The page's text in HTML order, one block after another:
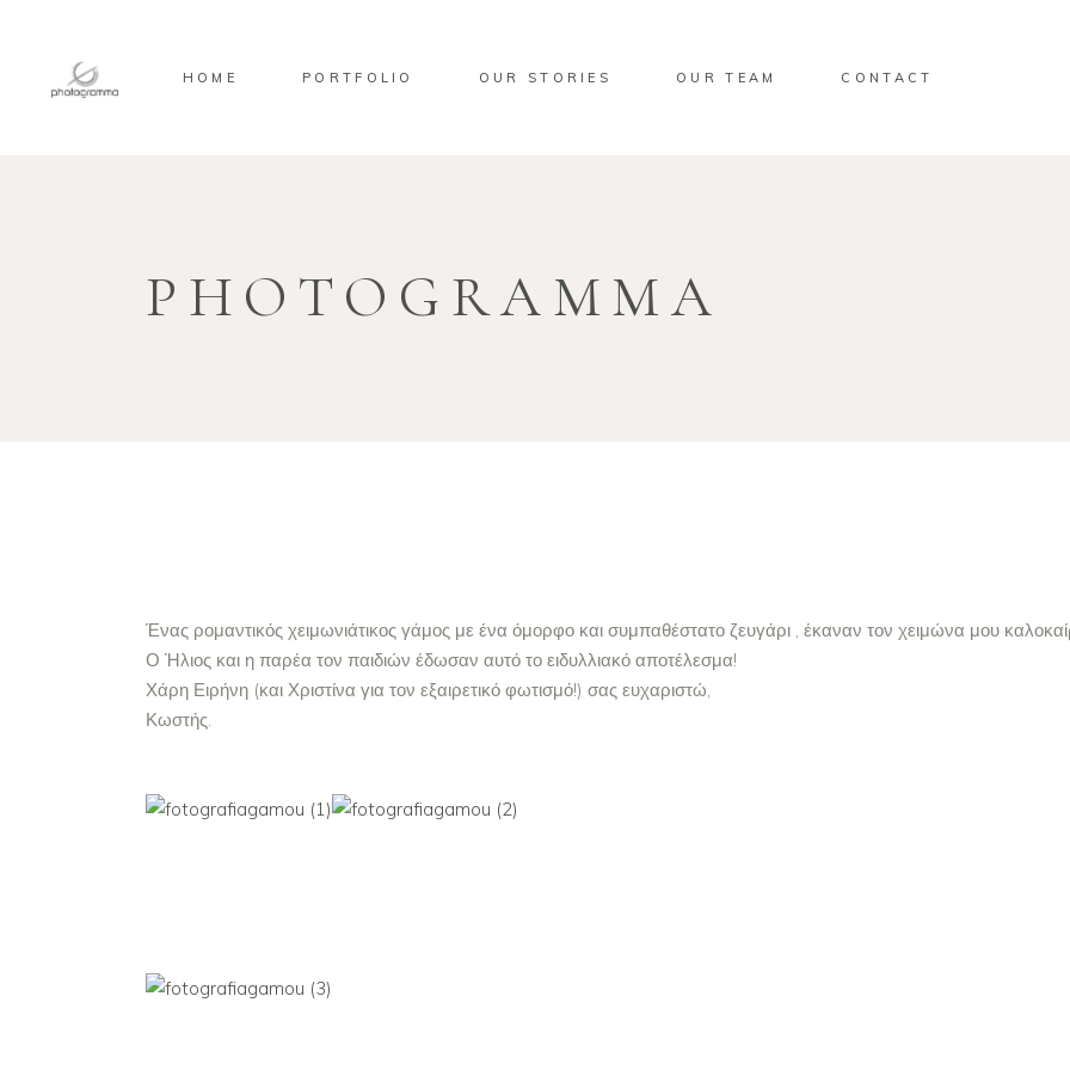
HOME PORTFOLIO OUR STORIES OUR TEAM CONTACT
PHOTOGRAMMA
Ένας ρομαντικός χειμωνιάτικος γάμος με ένα όμορφο και συμπαθέστατο ζευγάρι , έκαναν τον χειμώνα μου
Ο Ήλιος και η παρέα τον παιδιών έδωσαν αυτό το ειδυλλιακό αποτέλεσμα!
Χάρη Ειρήνη (και Χριστίνα για τον εξαιρετικό φωτισμό!) σας ευχαριστώ,
Κωστής.